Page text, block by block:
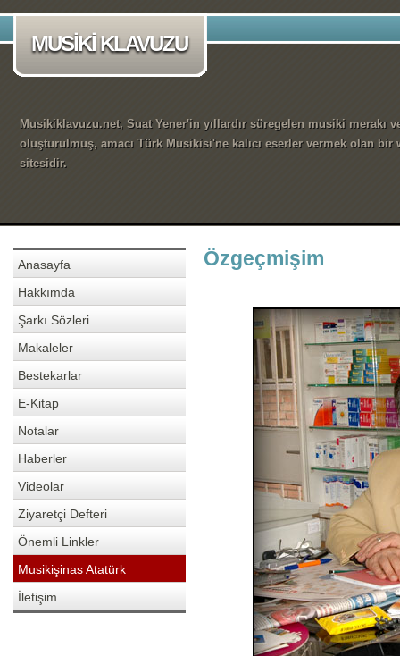
MUSİKİ KLAVUZU
Musikiklavuzu.net, Suat Yener'in yıllardır süregelen musiki merakı
oluşturulmuş, amacı Türk Musikisi'ne kalıcı eserler vermek olan bir
sitesidir.
Anasayfa
Hakkımda
Şarkı Sözleri
Makaleler
Bestekarlar
E-Kitap
Notalar
Haberler
Videolar
Ziyaretçi Defteri
Önemli Linkler
Musikişinas Atatürk
İletişim
Özgeçmişim